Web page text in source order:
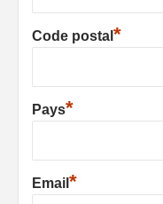
Code postal *
Pays*
Email *